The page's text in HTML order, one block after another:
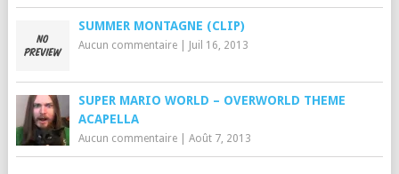
SUMMER MONTAGNE (CLIP)
Aucun commentaire| Juil 16, 2013
SUPER MARIO WORLD – OVERWORLD THEME
ACAPELLA
Aucun commentaire| Août 7, 2013